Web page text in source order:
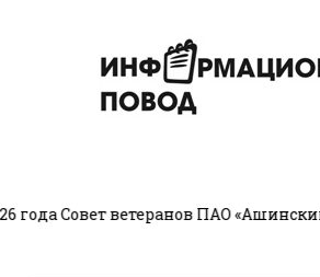
Совет ветеранов ПАО «Ашинский